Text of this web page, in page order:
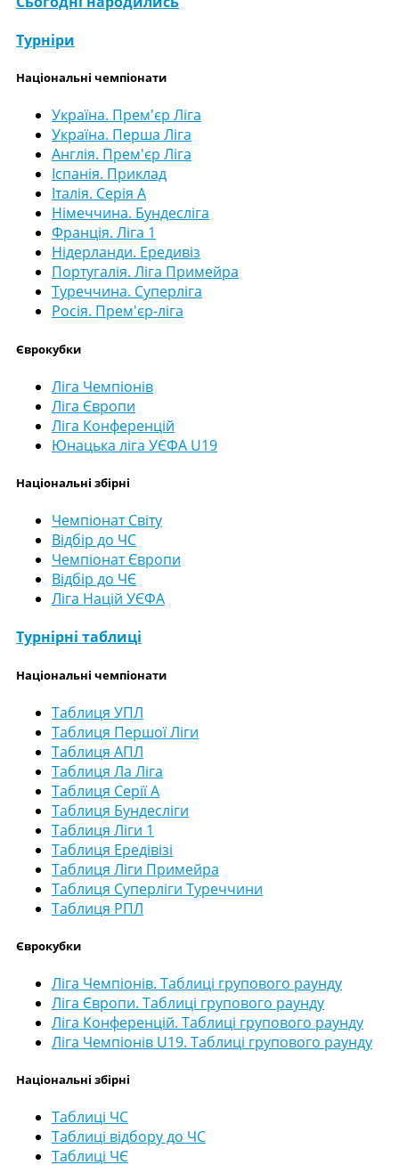
Турніри
Національні чемпіонати
Україна. Прем'єр Ліга
Україна. Перша Ліга
Англія. Прем'єр Ліга
Іспанія. Приклад
Італія. Серія А
Німеччина. Бундесліга
Франція. Ліга 1
Нідерланди. Ередивіз
Португалія. Ліга Примейра
Туреччина. Суперліга
Росія. Прем'єр-ліга
Єврокубки
Ліга Чемпіонів
Ліга Європи
Ліга Конференцій
Юнацька ліга УЄФА U19
Національні збірні
Чемпіонат Світу
Відбір до ЧС
Чемпіонат Європи
Відбір до ЧЄ
Ліга Націй УЄФА
Турнірні таблиці
Національні чемпіонати
Таблиця УПЛ
Таблиця Першої Ліги
Таблиця АПЛ
Таблиця Ла Ліга
Таблиця Серії А
Таблиця Бундесліги
Таблиця Ліги 1
Таблиця Ередівізі
Таблиця Ліги Примейра
Таблиця Суперліги Туреччини
Таблиця РПЛ
Єврокубки
Ліга Чемпіонів. Таблиці групового раунду
Ліга Європи. Таблиці групового раунду
Ліга Конференцій. Таблиці групового раунду
Ліга Чемпіонів U19. Таблиці групового раунду
Національні збірні
Таблиці ЧС
Таблиці відбору до ЧС
Таблиці ЧЄ